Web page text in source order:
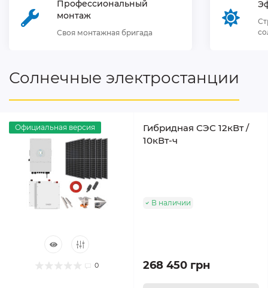
Профессиональный
монтаж
Своя монтажная бригада
Солнечные электростанции
Официальная версия
0
Гибридная СЭС 12кВт /
10кВт-ч
В наличии
268 450 грн